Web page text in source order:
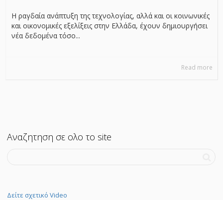
Η ραγδαία ανάπτυξη της τεχνολογίας, αλλά και οι κοινωνικές
και οικονομικές εξελίξεις στην Ελλάδα, έχουν δημιουργήσει
νέα δεδομένα τόσο...
Read more
Αναζητηση σε ολο το site
Δείτε σχετικό Video